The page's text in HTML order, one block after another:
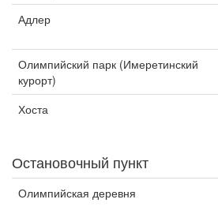
Адлер
Олимпийский парк (Имеретинский
курорт)
Хоста
Остановочный пункт
Олимпийская деревня